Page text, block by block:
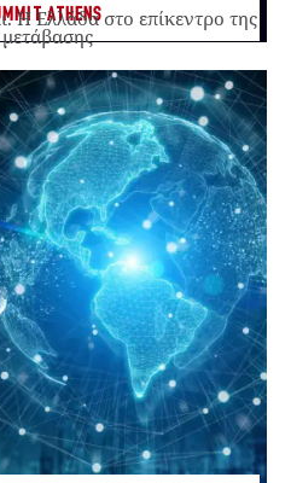
ATHENS
Η Ελλάδα στο επίκεντρο της